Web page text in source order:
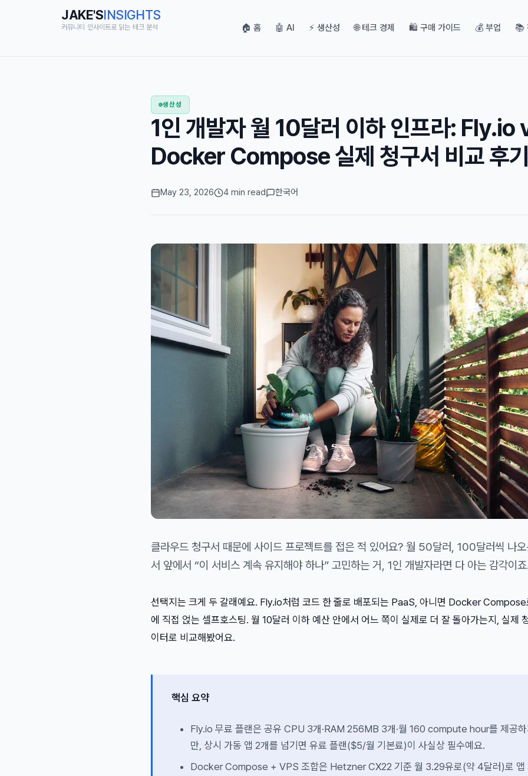
JAKE'SINSIGHTS
커뮤니티 인사이트로 읽는 테크 분석 🏠 홈 🤖 AI ⚡ 생산성 🌐 테크 경제 🛍️ 구매 가이드 💰 부업 📚
생산성
1인 개발자 월 10달러 이하 인프라: Fly.io
Docker Compose 실제 청구서 비교 후기
May 23, 2026 4 min read 한국어
클라우드 청구서 때문에 사이드 프로젝트를 접은 적 있어요? 월 50달러, 100달러씩 나오
서 앞에서 “이 서비스 계속 유지해야 하나” 고민하는 거, 1인 개발자라면 다 아는 감각이죠.
선택지는 크게 두 갈래예요. Fly.io처럼 코드 한 줄로 배포되는 PaaS, 아니면 Docker
에 직접 얹는 셀프호스팅. 월 10달러 이하 예산 안에서 어느 쪽이 실제로 더 잘 돌아가는지, 실제
이터로 비교해봤어요.
핵심 요약
Fly.io 무료 플랜은 공유 CPU 3개·RAM 256MB 3개·월 160 compute hour를 제공하
만, 상시 가동 앱 2개를 넘기면 유료 플랜($5/월 기본료)이 사실상 필수예요.
Docker Compose + VPS 조합은 Hetzner CX22 기준 월 3.29유로(약 4달러)로 앱